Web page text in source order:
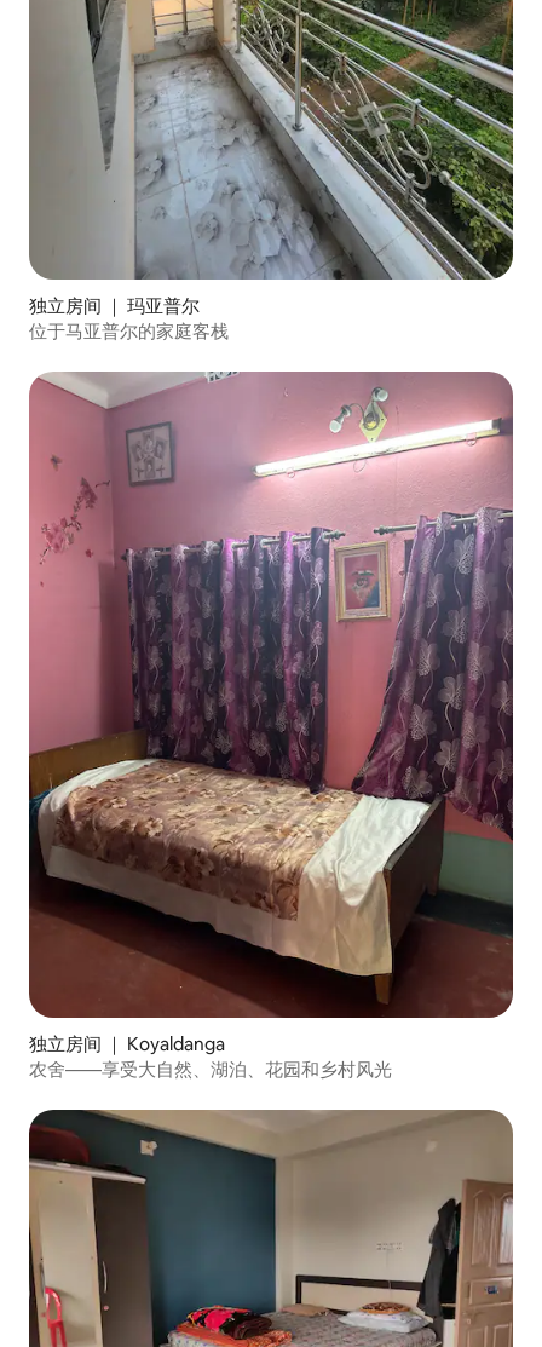
独立房间 ｜ 玛亚普尔
位于马亚普尔的家庭客栈
独立房间 ｜ Koyaldanga
农舍——享受大自然、湖泊、花园和乡村风光